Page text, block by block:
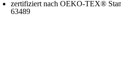
zertifiziert nach OEKO-TEX®
63489